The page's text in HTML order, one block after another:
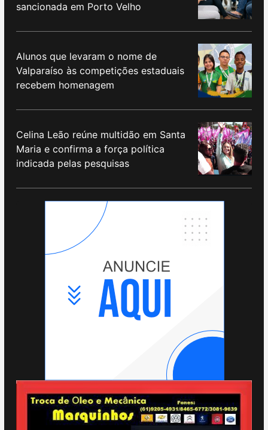
sancionada em Porto Velho
Alunos que levaram o nome de
Valparaíso às competições estaduais
recebem homenagem
Celina Leão reúne multidão em Santa
Maria e confirma a força política
indicada pelas pesquisas